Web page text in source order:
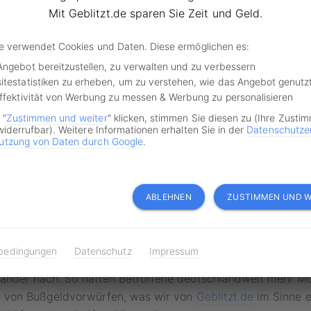
das
Blitzerfotonicht eindeutig ist, mehrere Fahrzeuge
oder wenn der Betroffene nicht eindeutig als
Anhaltspunkte wären zum Beispiel Verstöße gegen die
der Messanlage oder wenn das geblitzte Fahrzeug
schlechte Sichtverhältnisse und eine hohe
in Bezug auf den Tachostand zum Zeitpunkt des
Grundlage für die erfolgreiche Anfechtung der
zudem deutlich, dass die saarländischen Gerichte an
abweichenden späteren Entscheidung des
gebunden sind. Dies bedeutet, dass zukünftige
Fällen nach Rechtsbeschwerde durch das
werden.
Entscheidung des Gerichts“, so Ginhold weiter.
nach. So hätten Betroffene deutschlandweit mehr
Bußgeldvorwürfen, was wir von Geblitzt.de im Sinne
Mit Geblitzt.de sparen Sie Zeit und Geld.
verwendet Cookies und Daten. Diese ermöglichen es:
bereitzustellen, zu verwalten und zu verbessern
zu erheben, um zu verstehen, wie das Angebot
von Werbung zu messen & Werbung zu personalisieren
"Zustimmen und weiter" klicken, stimmen Sie diesen zu (Ihre
Weitere Informationen erhalten Sie in der
von Daten durch Google.
ABLEHNEN ZUSTIMMEN UND
Datenschutz Impressum